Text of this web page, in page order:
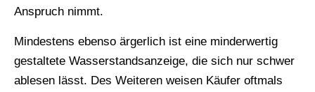
Anspruch nimmt.
Mindestens ebenso ärgerlich ist eine minderwertig
gestaltete Wasserstandsanzeige, die sich nur schwer
ablesen lässt. Des Weiteren weisen Käufer oftmals